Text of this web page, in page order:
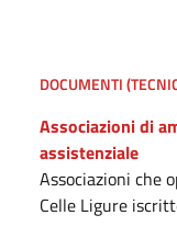
DOCUMENTI
Associazioni di
assistenziale
Associazioni che
Celle Ligure